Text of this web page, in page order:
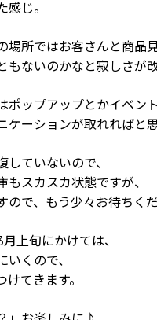
じ。
場所ではお客さんと商品
もないのかなと寂しさが
ポップアップとかイベント
ケーションが取れればと
ていないので、
もスカスカ状態ですが、
ので、もう少々お待ちくだ
上旬にかけては、
くので、
てきます。